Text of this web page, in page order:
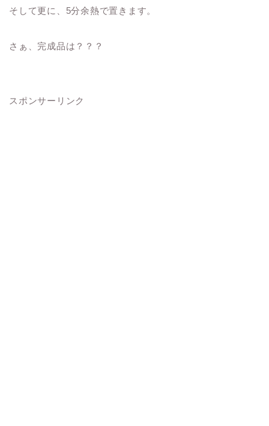
そして更に、5分余熱で置きます。
さぁ、完成品は？？？
スポンサーリンク